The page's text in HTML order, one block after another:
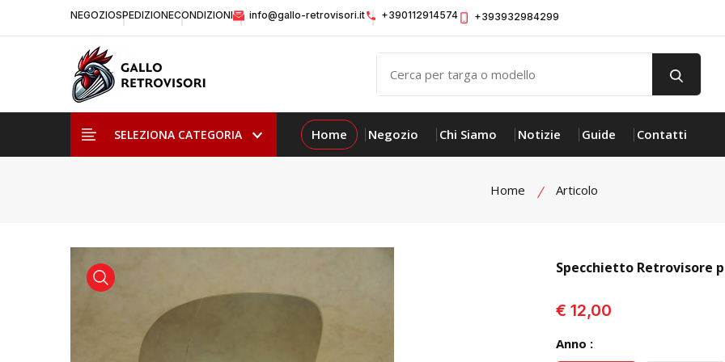
NEGOZIOSPEDIZIONECONDIZIONI info@gallo-retrovisori.it +390112914574 +393932984299
SELEZIONA CATEGORIA Home Negozio Chi Siamo Notizie Guide Contatti
Home Articolo
visualizza prodotto
Specchietto Retrovisore
€ 12,00
Anno :